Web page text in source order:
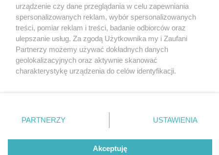
2 / 0
Nie zapomnij
zapoznać się z:
polityką prywatności
Twojemiasto
Piekary Śląskie
Chorzów
Tarnowskie Góry
Gliwice
Skontakuj sięz nami
Kontakt
Redakcja
Newsletter
urządzenie czy dane przeglądania w celu zapewniania
spersonalizowanych reklam, wybór spersonalizowanych
treści, pomiar reklam i treści, badanie odbiorców oraz
ulepszanie usług. Za zgodą Użytkownika my i Zaufani
Partnerzy możemy używać dokładnych danych
geolokalizacyjnych oraz aktywnie skanować
charakterystykę urządzenia do celów identyfikacji.
zmienić/wycofać klikając przycisk ustawień prywatności
znajdujący się w lewym dolnym rogu strony
rodzaje przetwarzania danych nie wymagają zgody
użytkownika, ale masz prawo sprzeciwić się takiemu
PARTNERZY USTAWIENIA
Akceptuję